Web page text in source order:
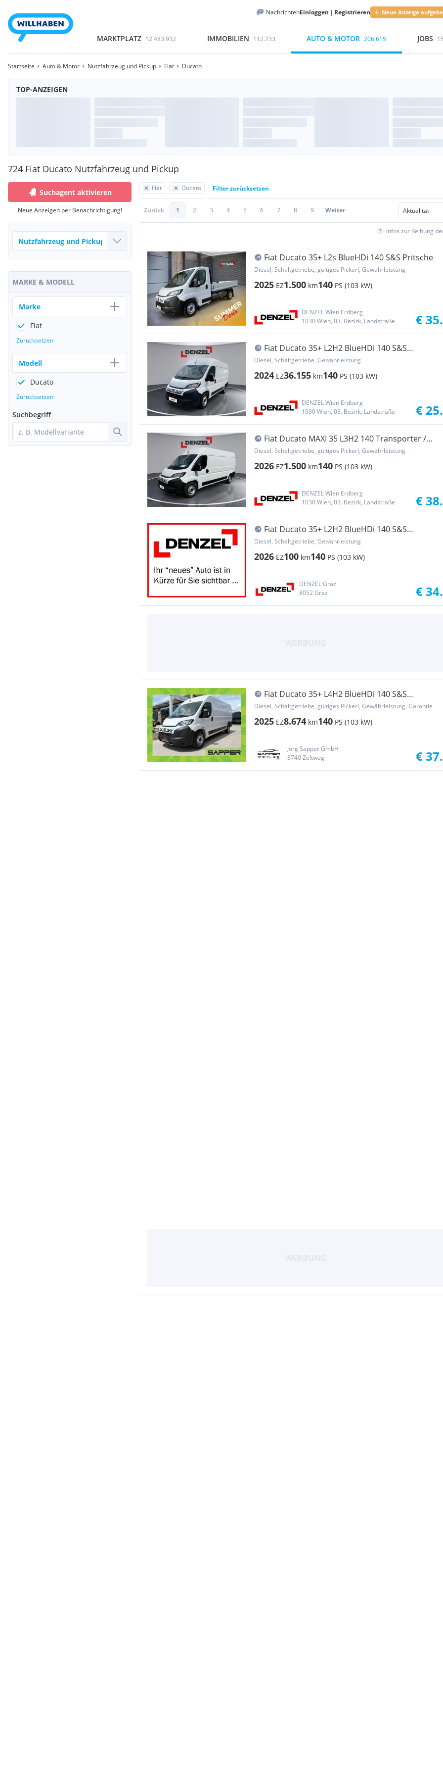
NachrichtenEinloggen | Registrieren Neue Anzeige
MARKTPLATZ 12.483.932 IMMOBILIEN 112.733 AUTO & MOTOR 206.615 JOBS
Startseite Auto & Motor Nutzfahrzeug und Pickup Fiat Ducato
TOP-ANZEIGEN
724 Fiat Ducato Nutzfahrzeug und Pickup
Fiat Ducato Filter zurücksetzen
Zurück 1 2 3 4 5 6 7 8 9 Weiter
Infos zur Reihung
Fiat Ducato 35+ L2s BlueHDi 140 S&S Pritsche
Diesel, Schaltgetriebe, gültiges Pickerl, Gewährleistung
2025 EZ1.500 km140 PS (103 kW)
DENZEL Wien Erdberg
1030 Wien, 03. Bezirk, Landstraße
€
Fiat Ducato 35+ L2H2 BlueHDi 140 S&S
Transporter / Kastenwagen
Diesel, Schaltgetriebe, Gewährleistung
2024 EZ36.155 km140 PS (103 kW)
DENZEL Wien Erdberg
1030 Wien, 03. Bezirk, Landstraße
€
Fiat Ducato MAXI 35 L3H2 140 Transporter /
Kastenwagen
Diesel, Schaltgetriebe, gültiges Pickerl, Gewährleistung
2026 EZ1.500 km140 PS (103 kW)
DENZEL Wien Erdberg
1030 Wien, 03. Bezirk, Landstraße
€
Fiat Ducato 35+ L2H2 BlueHDi 140 S&S
Transporter / Kastenwagen
Diesel, Schaltgetriebe, Gewährleistung
2026 EZ100 km140 PS (103 kW)
DENZEL Graz
8052 Graz
€
Fiat Ducato 35+ L4H2 BlueHDi 140 S&S
Transporter / Kastenwagen
Diesel, Schaltgetriebe, gültiges Pickerl, Gewährleistung, Garantie
2025 EZ8.674 km140 PS (103 kW)
Jörg Sapper GmbH
8740 Zeltweg
€
Suchagent aktivieren
Neue Anzeigen per Benachrichtigung!
MARKE & MODELL
Marke
Fiat
Zurücksetzen
Modell
Ducato
Zurücksetzen
Suchbegriff